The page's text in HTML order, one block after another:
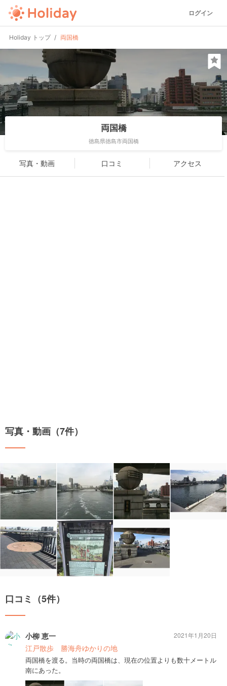
ログイン
Holiday トップ 両国橋
両国橋
徳島県徳島市両国橋
写真・動画 口コミ アクセス
写真・動画（7件）
口コミ（5件）
小柳 恵一
江戸散歩 勝海舟ゆかりの地
両国橋を渡る。当時の両国橋は、現在の位置よりも数十メートル
南にあった。
2021年1月20日